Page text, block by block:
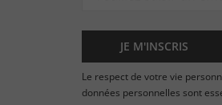
JE M'INSCRIS
Le respect de votre vie
données personnelles sont